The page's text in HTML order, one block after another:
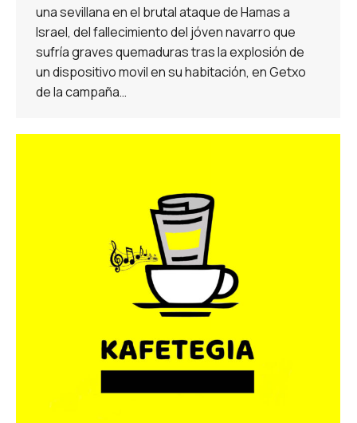
una sevillana en el brutal ataque de Hamas a
Israel, del fallecimiento del jóven navarro que
sufría graves quemaduras tras la explosión de
un dispositivo movil en su habitación, en Getxo
de la campaña…